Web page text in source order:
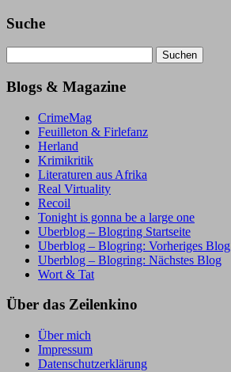
Suche
nach:
Blogs & Magazine
CrimeMag
Feuilleton & Firlefanz
Herland
Krimikritik
Literaturen aus Afrika
Real Virtuality
Recoil
Tonight is gonna be a large one
Uberblog – Blogring Startseite
Uberblog – Blogring: Vorheriges Blog
Uberblog – Blogring: Nächstes Blog
Wort & Tat
Über das Zeilenkino
Über mich
Impressum
Datenschutzerklärung